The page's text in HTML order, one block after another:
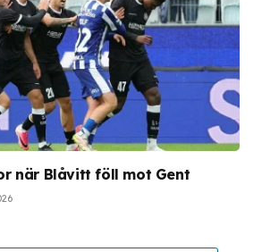
när Blåvitt föll mot Gent